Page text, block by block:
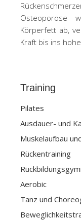
Osteoporose
Körperfett ab,
Kraft bis ins
Training
Pilates
Ausdauer- und
Muskelaufbau
Rückentraining
Aerobic
Tanz und